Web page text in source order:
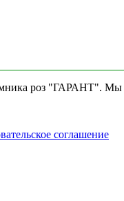
роз "ГАРАНТ". Мы
соглашение